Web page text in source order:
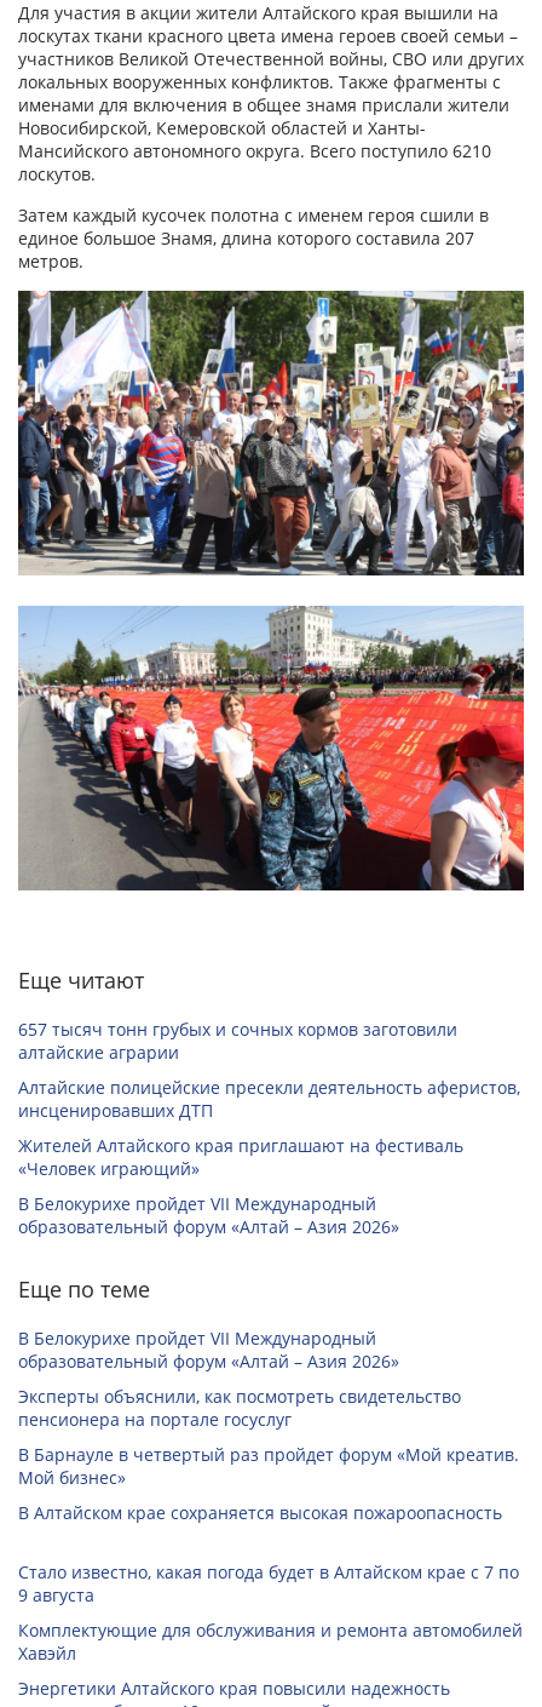
Для участия в акции жители Алтайского края вышили на
лоскутах ткани красного цвета имена героев своей семьи –
участников Великой Отечественной войны, СВО или других
локальных вооруженных конфликтов. Также фрагменты с
именами для включения в общее знамя прислали жители
Новосибирской, Кемеровской областей и Ханты-
Мансийского автономного округа. Всего поступило 6210
лоскутов.
Затем каждый кусочек полотна с именем героя сшили в
единое большое Знамя, длина которого составила 207
метров.
Еще читают
657 тысяч тонн грубых и сочных кормов заготовили
алтайские аграрии
Алтайские полицейские пресекли деятельность аферистов,
инсценировавших ДТП
Жителей Алтайского края приглашают на фестиваль
«Человек играющий»
В Белокурихе пройдет VII Международный
образовательный форум «Алтай – Азия 2026»
Еще по теме
В Белокурихе пройдет VII Международный
образовательный форум «Алтай – Азия 2026»
Эксперты объяснили, как посмотреть свидетельство
пенсионера на портале госуслуг
В Барнауле в четвертый раз пройдет форум «Мой креатив.
Мой бизнес»
В Алтайском крае сохраняется высокая пожароопасность
Стало известно, какая погода будет в Алтайском крае с 7 по
9 августа
Комплектующие для обслуживания и ремонта автомобилей
Хавэйл
Энергетики Алтайского края повысили надежность